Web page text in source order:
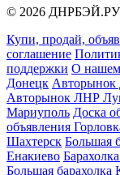
© 2026 ДНРБЭЙ.РУ
Купи, продай,
соглашение
поддержки О нашем
Донецк
Авторынок ЛНР
Мариуполь Доска
объявления
Шахтерск Большая
Енакиево
Большая барахолка